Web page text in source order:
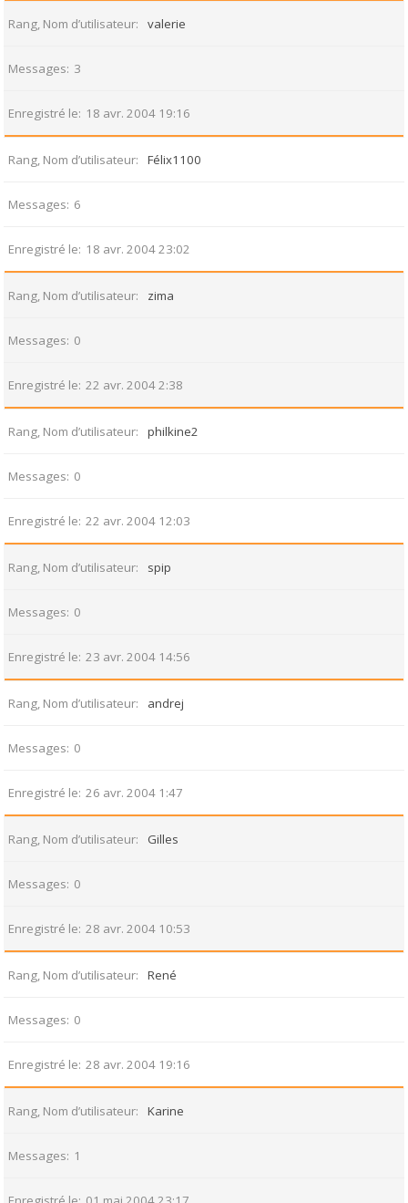
Rang, Nom d’utilisateur valerie
Messages 3
Enregistré le 18 avr. 2004 19:16
Rang, Nom d’utilisateur Félix1100
Messages 6
Enregistré le 18 avr. 2004 23:02
Rang, Nom d’utilisateur zima
Messages 0
Enregistré le 22 avr. 2004 2:38
Rang, Nom d’utilisateur philkine2
Messages 0
Enregistré le 22 avr. 2004 12:03
Rang, Nom d’utilisateur spip
Messages 0
Enregistré le 23 avr. 2004 14:56
Rang, Nom d’utilisateur andrej
Messages 0
Enregistré le 26 avr. 2004 1:47
Rang, Nom d’utilisateur Gilles
Messages 0
Enregistré le 28 avr. 2004 10:53
Rang, Nom d’utilisateur René
Messages 0
Enregistré le 28 avr. 2004 19:16
Rang, Nom d’utilisateur Karine
Messages 1